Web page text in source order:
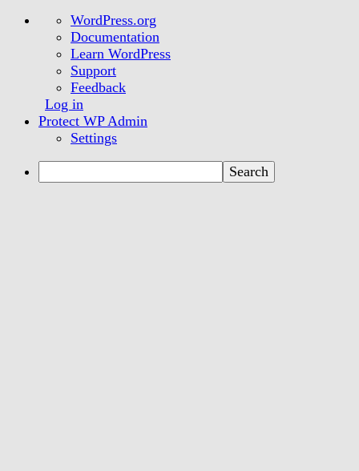
About
WordPress
WordPress.org
Documentation
Learn WordPress
Support
Feedback
Log in
Protect WP Admin
Settings
Search